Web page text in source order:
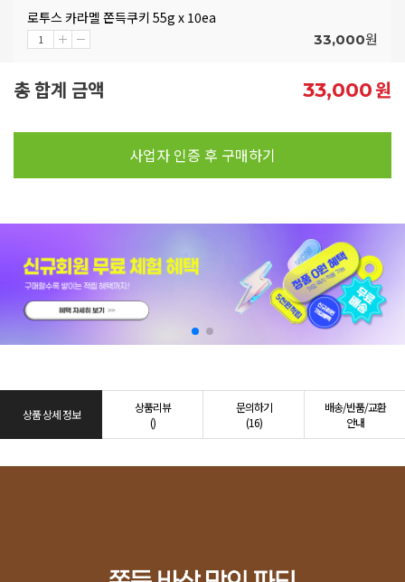
로투스 카라멜 쫀득쿠키 55g x 10ea
33,000원
총 합계 금액 33,000원
사업자 인증 후 구매하기
상품 상세 정보
상품리뷰
()
문의하기
(16)
배송/반품/교환
안내